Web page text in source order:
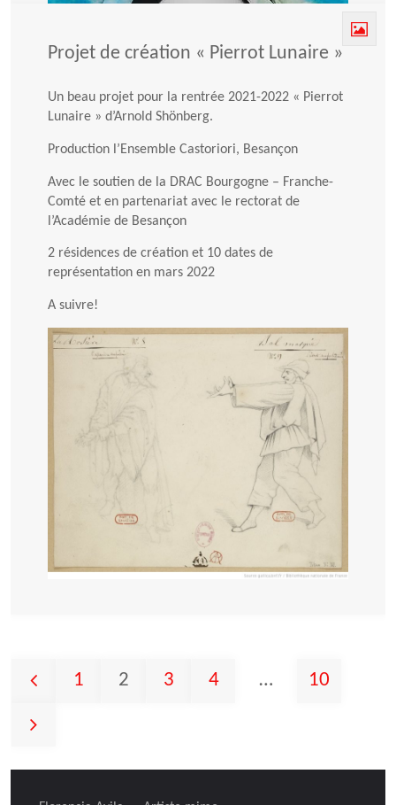
Projet de création « Pierrot Lunaire »
Un beau projet pour la rentrée 2021-2022 « Pierrot
Lunaire » d’Arnold Shönberg.
Production l’Ensemble Castoriori, Besançon
Avec le soutien de la DRAC Bourgogne – Franche-
Comté et en partenariat avec le rectorat de
l’Académie de Besançon
2 résidences de création et 10 dates de
représentation en mars 2022
A suivre!
1 2 3 4 … 10